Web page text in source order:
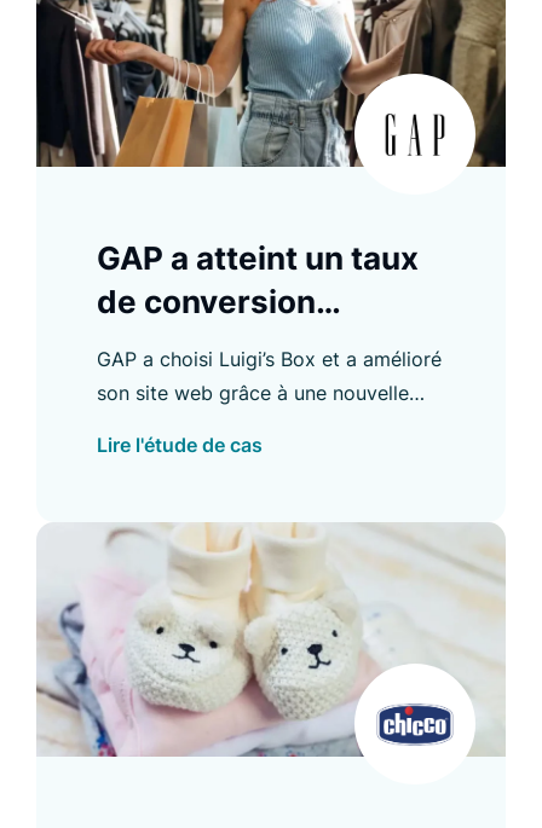
GAP a atteint un taux
de conversion
Recommender de 28
%
GAP a choisi Luigi’s Box et a amélioré
son site web grâce à une nouvelle
des résultats sur plusieurs domaines.
Lire l'étude de cas